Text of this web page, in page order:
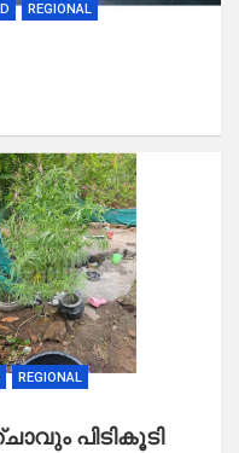
REGIONAL
REGIONAL
പിടികൂടി